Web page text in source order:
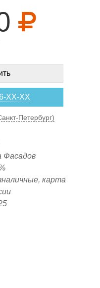
XX-XX
Петербург)
Фасадов
карта